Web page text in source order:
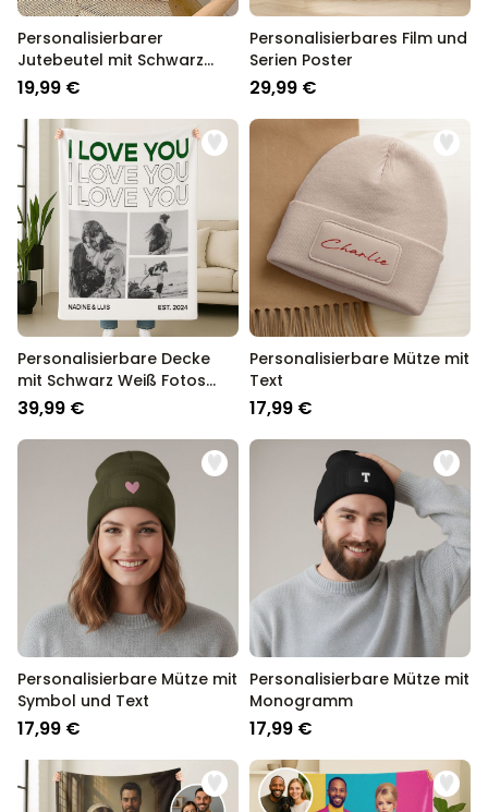
Personalisierbarer
Jutebeutel mit Schwarz
Weiß Fotos und Text
19,99 €
Personalisierbares Film und
Serien Poster
29,99 €
Personalisierbare Decke
mit Schwarz Weiß Fotos
und Text
39,99 €
Personalisierbare Mütze mit
Text
17,99 €
Personalisierbare Mütze mit
Symbol und Text
17,99 €
Personalisierbare Mütze mit
Monogramm
17,99 €